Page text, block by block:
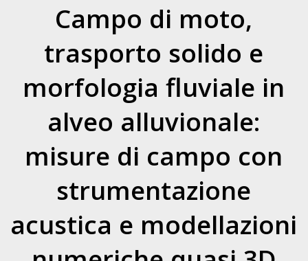
Campo di moto,
trasporto solido e
morfologia fluviale in
alveo alluvionale:
misure di campo con
strumentazione
acustica e modellazioni